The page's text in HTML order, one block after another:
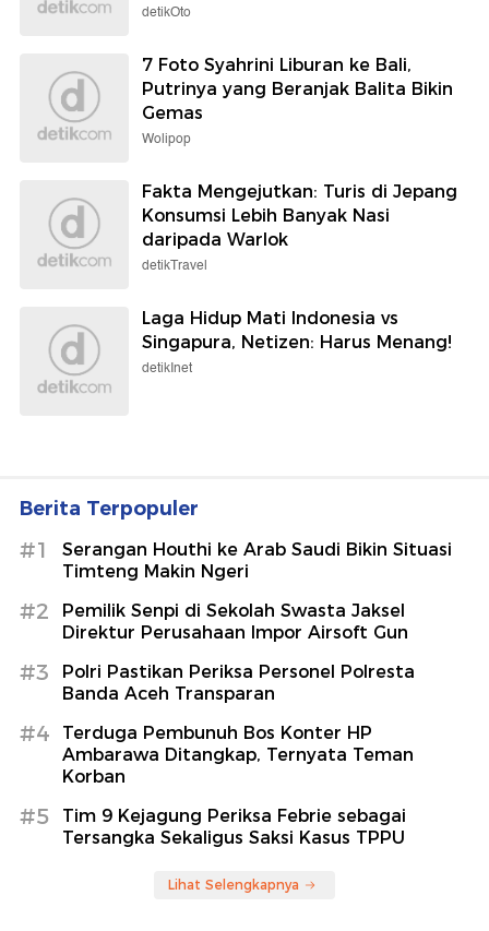
detikOto
7 Foto Syahrini Liburan ke Bali,
Putrinya yang Beranjak Balita Bikin
Gemas
Wolipop
Fakta Mengejutkan: Turis di Jepang
Konsumsi Lebih Banyak Nasi
daripada Warlok
detikTravel
Laga Hidup Mati Indonesia vs
Singapura, Netizen: Harus Menang!
detikInet
Berita Terpopuler
#1
Serangan Houthi ke Arab Saudi Bikin Situasi
Timteng Makin Ngeri
#2
Pemilik Senpi di Sekolah Swasta Jaksel
Direktur Perusahaan Impor Airsoft Gun
#3
Polri Pastikan Periksa Personel Polresta
Banda Aceh Transparan
#4
Terduga Pembunuh Bos Konter HP
Ambarawa Ditangkap, Ternyata Teman
Korban
#5
Tim 9 Kejagung Periksa Febrie sebagai
Tersangka Sekaligus Saksi Kasus TPPU
Lihat Selengkapnya